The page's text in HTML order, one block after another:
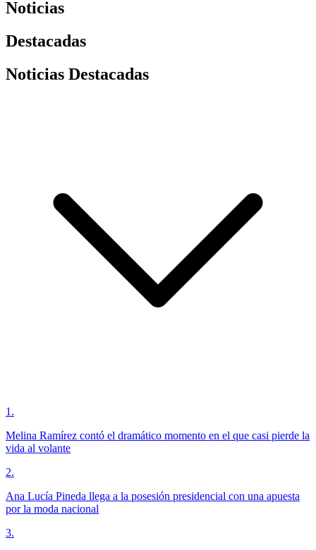
Noticias
Destacadas
Noticias Destacadas
1 .
Melina Ramírez contó el dramático momento en el que casi pierde la
vida al volante
2.
Ana Lucía Pineda llega a la posesión presidencial con una apuesta
por la moda nacional
3.